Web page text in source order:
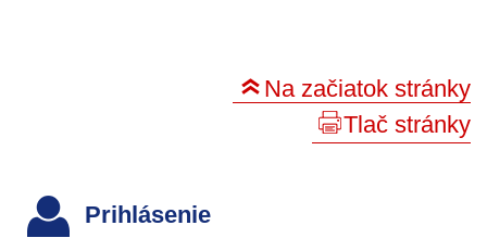
Na začiatok stránky
Tlač stránky
Prihlásenie